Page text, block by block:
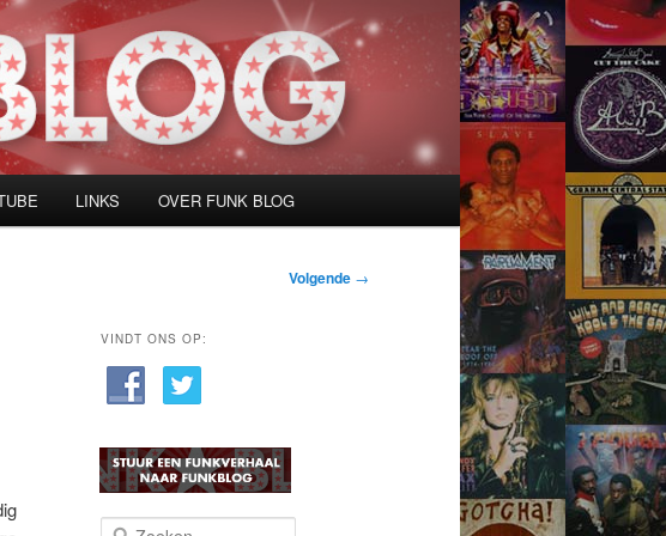
LINKS OVER FUNK BLOG
Volgende →
VINDT ONS OP: